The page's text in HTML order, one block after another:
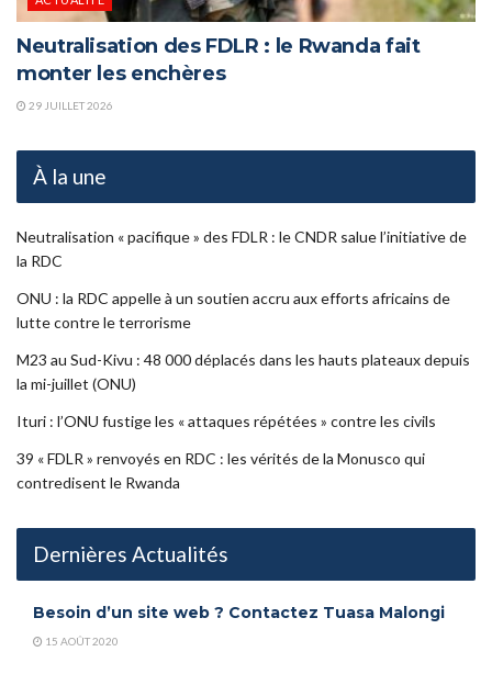
Neutralisation des FDLR : le Rwanda fait
monter les enchères
29 JUILLET 2026
À la une
Neutralisation « pacifique » des FDLR : le CNDR salue l’initiative de
la RDC
ONU : la RDC appelle à un soutien accru aux efforts africains de
lutte contre le terrorisme
M23 au Sud-Kivu : 48 000 déplacés dans les hauts plateaux depuis
la mi-juillet (ONU)
Ituri : l’ONU fustige les « attaques répétées » contre les civils
39 « FDLR » renvoyés en RDC : les vérités de la Monusco qui
contredisent le Rwanda
Dernières Actualités
Besoin d’un site web ? Contactez Tuasa Malongi
15 AOÛT 2020